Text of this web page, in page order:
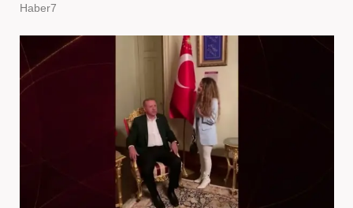
Haber7